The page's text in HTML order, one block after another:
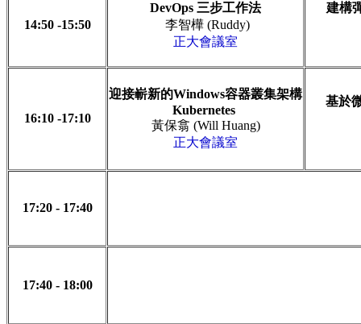
14:50 -15:50
DevOps 三步工作法
李智樺 (Ruddy)
正大會議室
建構
16:10 -17:10
迎接嶄新的Windows容器叢集架構
Kubernetes
黃保翕 (Will Huang)
正大會議室
基於
17:20 - 17:40
17:40 - 18:00